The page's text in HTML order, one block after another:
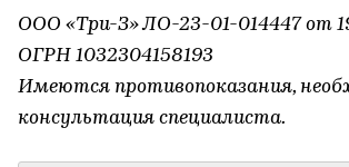
ООО «Три-З» ЛО-23-01-014447 от
ОГРН 1032304158193
Имеются противопоказания,
консультация специалиста.